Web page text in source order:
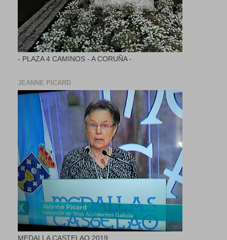
- PLAZA 4 CAMINOS - A CORUÑA -
JEANNE PICARD
MEDALLA CASTELAO 2019